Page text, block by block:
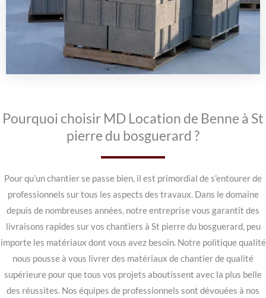
Pourquoi choisir MD Location de Benne à St
pierre du bosguerard ?
Pour qu’un chantier se passe bien, il est primordial de s’entourer de
professionnels sur tous les aspects des travaux. Dans le domaine
depuis de nombreuses années, notre entreprise vous garantit des
livraisons rapides sur vos chantiers à St pierre du bosguerard, peu
importe les matériaux dont vous avez besoin. Notre politique qualité
nous pousse à vous livrer des matériaux de chantier de qualité
supérieure pour que tous vos projets aboutissent avec la plus belle
des réussites. Nos équipes de professionnels sont dévouées à nos